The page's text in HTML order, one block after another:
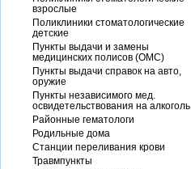
взрослые
Поликлиники стоматологические
детские
Пункты выдачи и замены
медицинских полисов (ОМС)
Пункты выдачи справок на авто,
оружие
Пункты независимого мед.
освидетельствования на алкоголь
Районные гематологи
Родильные дома
Станции переливания крови
Травмпункты